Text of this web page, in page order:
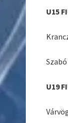
U15
U19